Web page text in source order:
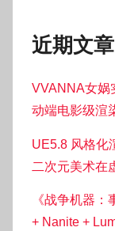
近期文章
VVANNA女娲
动端电影级渲
UE5.8 风格化
二次元美术在
《战争机器
+ Nanite +